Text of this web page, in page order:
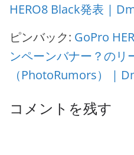
HERO8 Black発表 |
ピンバック: GoPro
ンペーンバナー？のリ
（PhotoRumors） |
コメントを残す